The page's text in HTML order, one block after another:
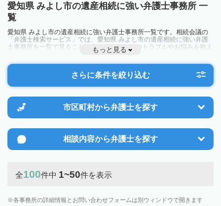
愛知県 みよし市の遺産相続に強い弁護士事務所 一
覧
愛知県 みよし市の遺産相続に強い弁護士事務所一覧です。相続会議の
「弁護士検索サービス」では、愛知県 みよし市の遺産相続に強い弁護
士事務所を一覧で見ることが出来ます。相続のトラブルやお悩みを抱え
ている方は一度近隣の弁護士に相談してみましょう。
もっと見る
さらに条件を絞り込む
市区町村から弁護士を探す
相談内容から弁護士を探す
全100件中 1~50件を表示
各事務所の詳細情報とお問い合わせフォームは別ウィンドウで開きます